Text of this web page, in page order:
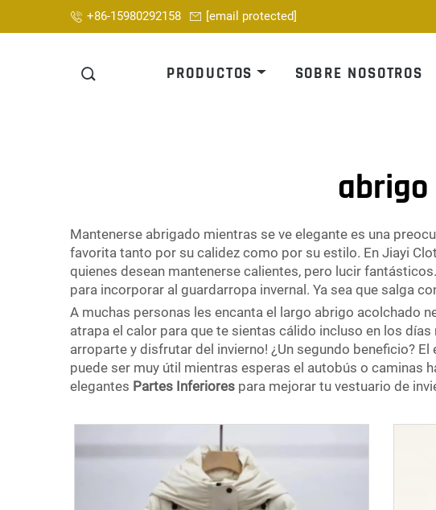
+86-15980292158 [email protected]
PRODUCTOS SOBRE NOSOTROS
abrigo
Mantenerse abrigado mientras se ve elegante es una
favorita tanto por su calidez como por su estilo. En Jiayi
quienes desean mantenerse calientes, pero lucir
para incorporar al guardarropa invernal. Ya sea que salga
A muchas personas les encanta el largo abrigo acolchado
atrapa el calor para que te sientas cálido incluso en los
arroparte y disfrutar del invierno! ¿Un segundo beneficio?
puede ser muy útil mientras esperas el autobús o caminas
elegantes Partes Inferiores para mejorar tu vestuario de